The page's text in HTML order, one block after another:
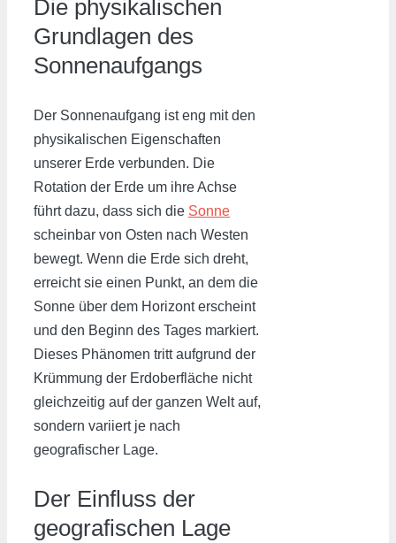
Die physikalischen
Grundlagen des
Sonnenaufgangs
Der Sonnenaufgang ist eng mit den
physikalischen Eigenschaften
unserer Erde verbunden. Die
Rotation der Erde um ihre Achse
führt dazu, dass sich die Sonne
scheinbar von Osten nach Westen
bewegt. Wenn die Erde sich dreht,
erreicht sie einen Punkt, an dem die
Sonne über dem Horizont erscheint
und den Beginn des Tages markiert.
Dieses Phänomen tritt aufgrund der
Krümmung der Erdoberfläche nicht
gleichzeitig auf der ganzen Welt auf,
sondern variiert je nach
geografischer Lage.
Der Einfluss der
geografischen Lage